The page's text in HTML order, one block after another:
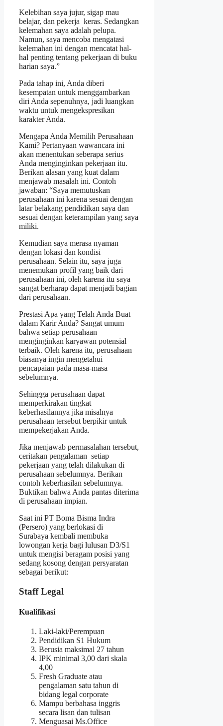
Kelebihan saya jujur, sigap mau
belajar, dan pekerja keras. Sedangkan
kelemahan saya adalah pelupa.
Namun, saya mencoba mengatasi
kelemahan ini dengan mencatat hal-
hal penting tentang pekerjaan di buku
harian saya.”
Pada tahap ini, Anda diberi
kesempatan untuk menggambarkan
diri Anda sepenuhnya, jadi luangkan
waktu untuk mengekspresikan
karakter Anda.
Mengapa Anda Memilih Perusahaan
Kami? Pertanyaan wawancara ini
akan menentukan seberapa serius
Anda menginginkan pekerjaan itu.
Berikan alasan yang kuat dalam
menjawab masalah ini. Contoh
jawaban: “Saya memutuskan
perusahaan ini karena sesuai dengan
latar belakang pendidikan saya dan
sesuai dengan keterampilan yang saya
miliki.
Kemudian saya merasa nyaman
dengan lokasi dan kondisi
perusahaan. Selain itu, saya juga
menemukan profil yang baik dari
perusahaan ini, oleh karena itu saya
sangat berharap dapat menjadi bagian
dari perusahaan.
Prestasi Apa yang Telah Anda Buat
dalam Karir Anda? Sangat umum
bahwa setiap perusahaan
menginginkan karyawan potensial
terbaik. Oleh karena itu, perusahaan
biasanya ingin mengetahui
pencapaian pada masa-masa
sebelumnya.
Sehingga perusahaan dapat
memperkirakan tingkat
keberhasilannya jika misalnya
perusahaan tersebut berpikir untuk
mempekerjakan Anda.
Jika menjawab permasalahan tersebut,
ceritakan pengalaman setiap
pekerjaan yang telah dilakukan di
perusahaan sebelumnya. Berikan
contoh keberhasilan sebelumnya.
Buktikan bahwa Anda pantas diterima
di perusahaan impian.
Saat ini PT Boma Bisma Indra
(Persero) yang berlokasi di
Surabaya kembali membuka
lowongan kerja bagi lulusan D3/S1
untuk mengisi beragam posisi yang
sedang kosong dengan persyaratan
sebagai berikut:
Staff Legal
Kualifikasi
Laki-laki/Perempuan
Pendidikan S1 Hukum
Berusia maksimal 27 tahun
IPK minimal 3,00 dari skala
4,00
Fresh Graduate atau
pengalaman satu tahun di
bidang legal corporate
Mampu berbahasa inggris
secara lisan dan tulisan
Menguasai Ms.Office